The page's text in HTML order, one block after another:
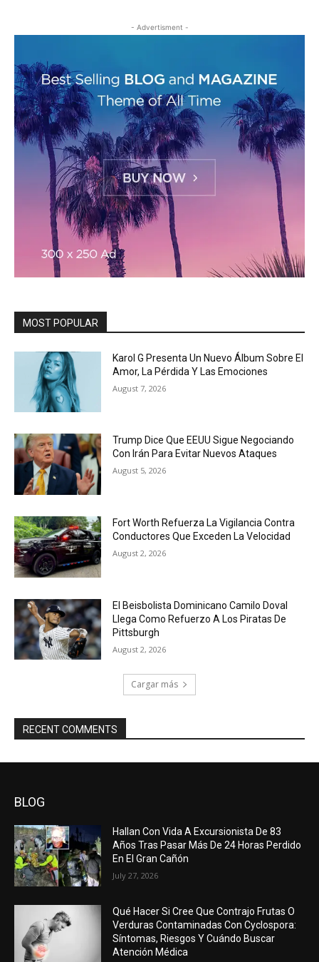
- Advertisment -
MOST POPULAR
Karol G Presenta Un Nuevo Álbum Sobre El
Amor, La Pérdida Y Las Emociones
August 7, 2026
Trump Dice Que EEUU Sigue Negociando
Con Irán Para Evitar Nuevos Ataques
August 5, 2026
Fort Worth Refuerza La Vigilancia Contra
Conductores Que Exceden La Velocidad
August 2, 2026
El Beisbolista Dominicano Camilo Doval
Llega Como Refuerzo A Los Piratas De
Pittsburgh
August 2, 2026
Cargar más
RECENT COMMENTS
BLOG
Hallan Con Vida A Excursionista De 83
Años Tras Pasar Más De 24 Horas Perdido
En El Gran Cañón
July 27, 2026
Qué Hacer Si Cree Que Contrajo Frutas O
Verduras Contaminadas Con Cyclospora:
Síntomas, Riesgos Y Cuándo Buscar
Atención Médica